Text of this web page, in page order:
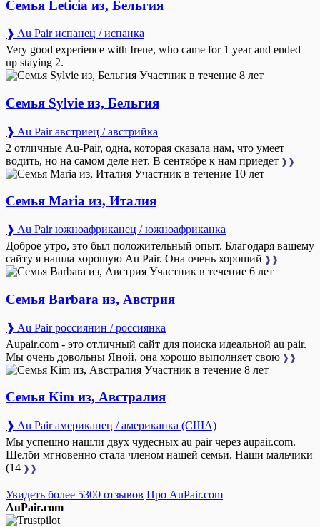
Семья Leticia из, Бельгия
❱ Au Pair испанец / испанка
Very good experience with Irene, who came for 1 year and ended
up staying 2.
Участник в течение 8 лет
Семья Sylvie из, Бельгия
❱ Au Pair австриец / австрийка
2 отличные Au-Pair, одна, которая сказала нам, что умеет
водить, но на самом деле нет. В сентябре к нам приедет ❱❱
Участник в течение 10 лет
Семья Maria из, Италия
❱ Au Pair южноафриканец / южноафриканка
Доброе утро, это был положительный опыт. Благодаря вашему
сайту я нашла хорошую Au Pair. Она очень хороший ❱❱
Участник в течение 6 лет
Семья Barbara из, Австрия
❱ Au Pair россиянин / россиянка
Aupair.com - это отличный сайт для поиска идеальной au pair.
Мы очень довольны Яной, она хорошо выполняет свою ❱❱
Участник в течение 8 лет
Семья Kim из, Австралия
❱ Au Pair американец / американка (США)
Мы успешно нашли двух чудесных au pair через aupair.com.
Шелби мгновенно стала членом нашей семьи. Наши мальчики
(14 ❱❱
Увидеть более 5300 отзывов Про AuPair.com
AuPair.com